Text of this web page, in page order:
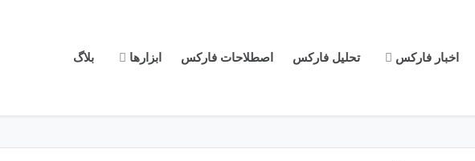
اخبار فارکس تحلیل فارکس اصطلاحات فارکس ابزارها بلاگ